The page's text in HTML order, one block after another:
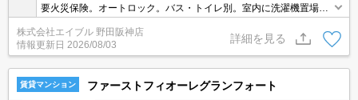
要火災保険。オートロック。バス・トイレ別。室内に洗濯機置場あ
株式会社エイブル 野田阪神店
情報更新日 2026/08/03
詳細を見る
賃貸マンション ファーストフィオーレグランフォート